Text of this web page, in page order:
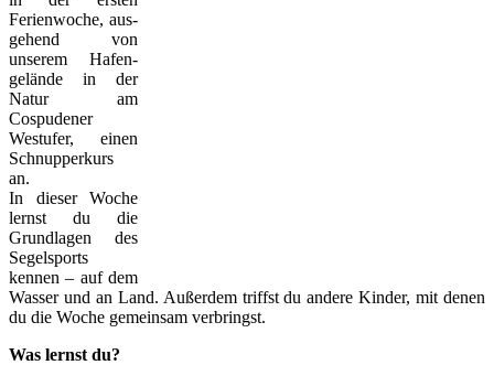
Ferien­woche, aus­
gehend von
unserem Hafen­
gelände in der
Natur am
Cospudener
Westufer, einen
Schnupper­kurs
an.
In dieser Woche
lernst du die
Grund­lagen des
Segel­sports
kennen – auf dem
Wasser und an Land. Außerdem triffst du andere Kinder, mit denen
du die Woche gemeinsam verbringst.
Was lernst du?